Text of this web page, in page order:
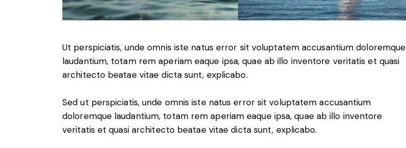
Ut perspiciatis, unde omnis iste natus error sit voluptatem accusantium doloremque
laudantium, totam rem aperiam eaque ipsa, quae ab illo inventore veritatis et quasi
architecto beatae vitae dicta sunt, explicabo.
Sed ut perspiciatis, unde omnis iste natus error sit voluptatem accusantium
doloremque laudantium, totam rem aperiam eaque ipsa, quae ab illo inventore
veritatis et quasi architecto beatae vitae dicta sunt, explicabo.